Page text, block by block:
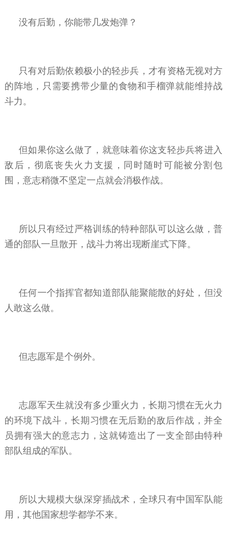
没有后勤，你能带几发炮弹？
只有对后勤依赖极小的轻步兵，才有资格无视对方
的阵地，只需要携带少量的食物和手榴弹就能维持战
斗力。
但如果你这么做了，就意味着你这支轻步兵将进入
敌后，彻底丧失火力支援，同时随时可能被分割包
围，意志稍微不坚定一点就会消极作战。
所以只有经过严格训练的特种部队可以这么做，普
通的部队一旦散开，战斗力将出现断崖式下降。
任何一个指挥官都知道部队能聚能散的好处，但没
人敢这么做。
但志愿军是个例外。
志愿军天生就没有多少重火力，长期习惯在无火力
的环境下战斗，长期习惯在无后勤的敌后作战，并全
员拥有强大的意志力，这就铸造出了一支全部由特种
部队组成的军队。
所以大规模大纵深穿插战术，全球只有中国军队能
用，其他国家想学都学不来。